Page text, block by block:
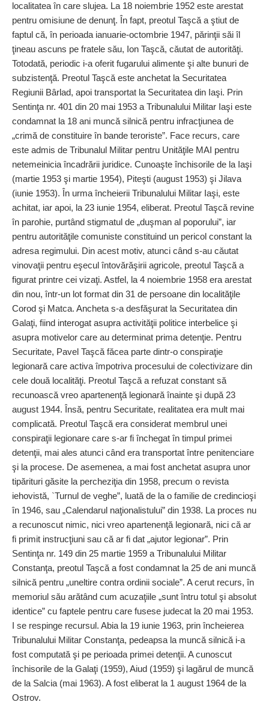
localitatea în care slujea. La 18 noiembrie 1952 este arestat
pentru omisiune de denunţ. În fapt, preotul Taşcă a ştiut de
faptul că, în perioada ianuarie-octombrie 1947, părinţii săi îl
ţineau ascuns pe fratele său, Ion Taşcă, căutat de autorităţi.
Totodată, periodic i-a oferit fugarului alimente şi alte bunuri de
subzistenţă. Preotul Taşcă este anchetat la Securitatea
Regiunii Bârlad, apoi transportat la Securitatea din Iaşi. Prin
Sentinţa nr. 401 din 20 mai 1953 a Tribunalului Militar Iaşi este
condamnat la 18 ani muncă silnică pentru infracţiunea de
„crimă de constituire în bande teroriste”. Face recurs, care
este admis de Tribunalul Militar pentru Uni­tă­ţile MAI pentru
netemeinicia încadrării juridice. Cunoaşte închisorile de la Iaşi
(martie 1953 şi martie 1954), Piteşti (august 1953) şi Jilava
(iunie 1953). În urma încheierii Tribunalului Militar Iaşi, este
achitat, iar apoi, la 23 iunie 1954, eliberat. Preotul Taşcă revine
în parohie, purtând stig­matul de „duşman al po­porului”, iar
pentru auto­ri­tă­ţile comuniste constituind un pericol constant la
adresa regimului. Din acest motiv, atunci când s-au căutat
vino­vaţii pentru eşecul întovărăşirii agricole, preotul Taşcă a
figurat printre cei vizaţi. Astfel, la 4 noiembrie 1958 era arestat
din nou, într-un lot format din 31 de persoane din localităţile
Corod şi Matca. Ancheta s-a desfăşurat la Securitatea din
Galaţi, fiind interogat asupra activităţii politice interbelice şi
asupra motivelor care au determinat prima detenţie. Pentru
Securitate, Pavel Taşcă făcea parte dintr-o conspiraţie
legionară care activa împotriva procesului de colectivizare din
cele două localităţi. Preotul Taşcă a refuzat constant să
recunoască vreo apartenenţă legionară înainte şi după 23
august 1944. Însă, pentru Securitate, realitatea era mult mai
complicată. Preotul Taşcă era considerat membrul unei
conspiraţii legionare care s-ar fi închegat în timpul primei
detenţii, mai ales atunci când era transportat între penitenciare
şi la procese. De asemenea, a mai fost anchetat asupra unor
tipărituri găsite la percheziţia din 1958, precum o revista
iehovistă, `Turnul de veghe”, luată de la o familie de credincioşi
în 1946, sau „Calendarul naţionalistului” din 1938. La proces nu
a recunoscut nimic, nici vreo apartenenţă legionară, nici că ar
fi primit instrucţiuni sau că ar fi dat „ajutor legionar”. Prin
Sentinţa nr. 149 din 25 martie 1959 a Tribunalului Militar
Constanţa, preotul Taşcă a fost condamnat la 25 de ani muncă
silnică pentru „uneltire contra ordinii sociale”. A cerut recurs, în
memoriul său arătând cum acuzaţiile „sunt întru totul şi absolut
identice” cu faptele pentru care fusese judecat la 20 mai 1953.
I se respinge recursul. Abia la 19 iunie 1963, prin încheierea
Tribunalului Militar Constanţa, pedeapsa la muncă silnică i-a
fost com­putată şi pe perioada primei detenţii. A cunoscut
închisorile de la Galaţi (1959), Aiud (1959) şi lagărul de muncă
de la Salcia (mai 1963). A fost eliberat la 1 august 1964 de la
Ostrov.